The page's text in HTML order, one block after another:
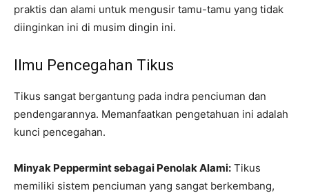
praktis dan alami untuk mengusir tamu-tamu yang tidak
diinginkan ini di musim dingin ini.
Ilmu Pencegahan Tikus
Tikus sangat bergantung pada indra penciuman dan
pendengarannya. Memanfaatkan pengetahuan ini adalah
kunci pencegahan.
Minyak Peppermint sebagai Penolak Alami: Tikus
memiliki sistem penciuman yang sangat berkembang,